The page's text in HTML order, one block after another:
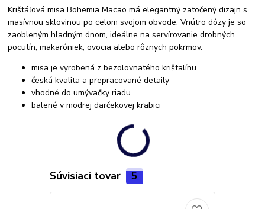
Krištáľová misa Bohemia Macao má elegantný zatočený dizajn s
masívnou sklovinou po celom svojom obvode. Vnútro dózy je so
zaobleným hladným dnom, ideálne na servírovanie drobných
pocutín, makaróniek, ovocia alebo rôznych pokrmov.
misa je vyrobená z bezolovnatého krištalínu
česká kvalita a prepracované detaily
vhodné do umývačky riadu
balené v modrej darčekovej krabici
Súvisiaci tovar 5